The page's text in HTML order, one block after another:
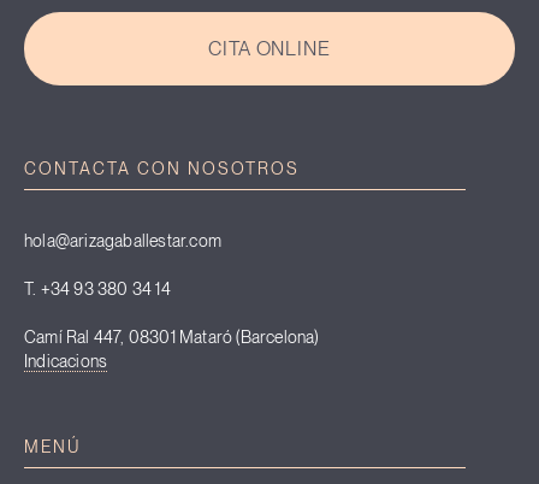
CITA ONLINE
CONTACTA CON NOSOTROS
hola@arizagaballestar.com
T. +34 93 380 34 14
Camí Ral 447, 08301 Mataró (Barcelona)
Indicacions
MENÚ